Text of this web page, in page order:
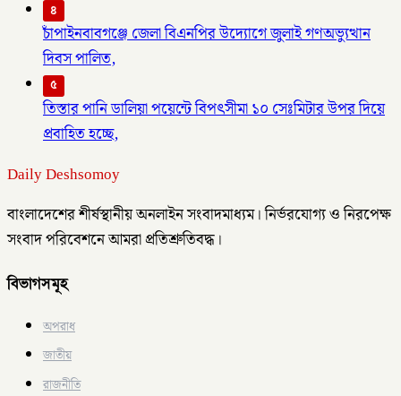
৪
চাঁপাইনবাবগঞ্জে জেলা বিএনপির উদ্যোগে জুলাই গণঅভ্যুত্থান
দিবস পালিত,
৫
তিস্তার পানি ডালিয়া পয়েন্টে বিপৎসীমা ১০ সেঃমিটার উপর দিয়ে
প্রবাহিত হচ্ছে,
Daily Deshsomoy
বাংলাদেশের শীর্ষস্থানীয় অনলাইন সংবাদমাধ্যম। নির্ভরযোগ্য ও নিরপেক্ষ
সংবাদ পরিবেশনে আমরা প্রতিশ্রুতিবদ্ধ।
বিভাগসমূহ
অপরাধ
জাতীয়
রাজনীতি